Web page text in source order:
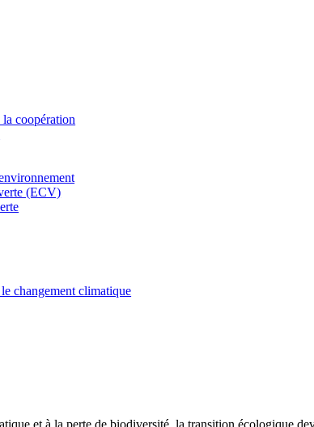
coopération
(ECV)
changement climatique
et à la perte de biodiversité, la transition écologique